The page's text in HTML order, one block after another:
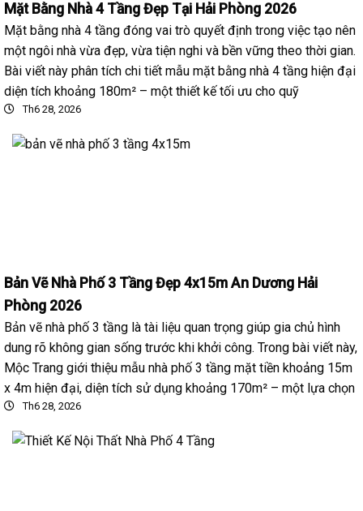
Mặt Bằng Nhà 4 Tầng Đẹp Tại Hải Phòng 2026
Mặt bằng nhà 4 tầng đóng vai trò quyết định trong việc tạo nên
một ngôi nhà vừa đẹp, vừa tiện nghi và bền vững theo thời gian.
Bài viết này phân tích chi tiết mẫu mặt bằng nhà 4 tầng hiện đại
diện tích khoảng 180m² – một thiết kế tối ưu cho quỹ
Th6 28, 2026
Bản Vẽ Nhà Phố 3 Tầng Đẹp 4x15m An Dương Hải
Phòng 2026
Bản vẽ nhà phố 3 tầng là tài liệu quan trọng giúp gia chủ hình
dung rõ không gian sống trước khi khởi công. Trong bài viết này,
Mộc Trang giới thiệu mẫu nhà phố 3 tầng mặt tiền khoảng 15m
x 4m hiện đại, diện tích sử dụng khoảng 170m² – một lựa chọn
Th6 28, 2026